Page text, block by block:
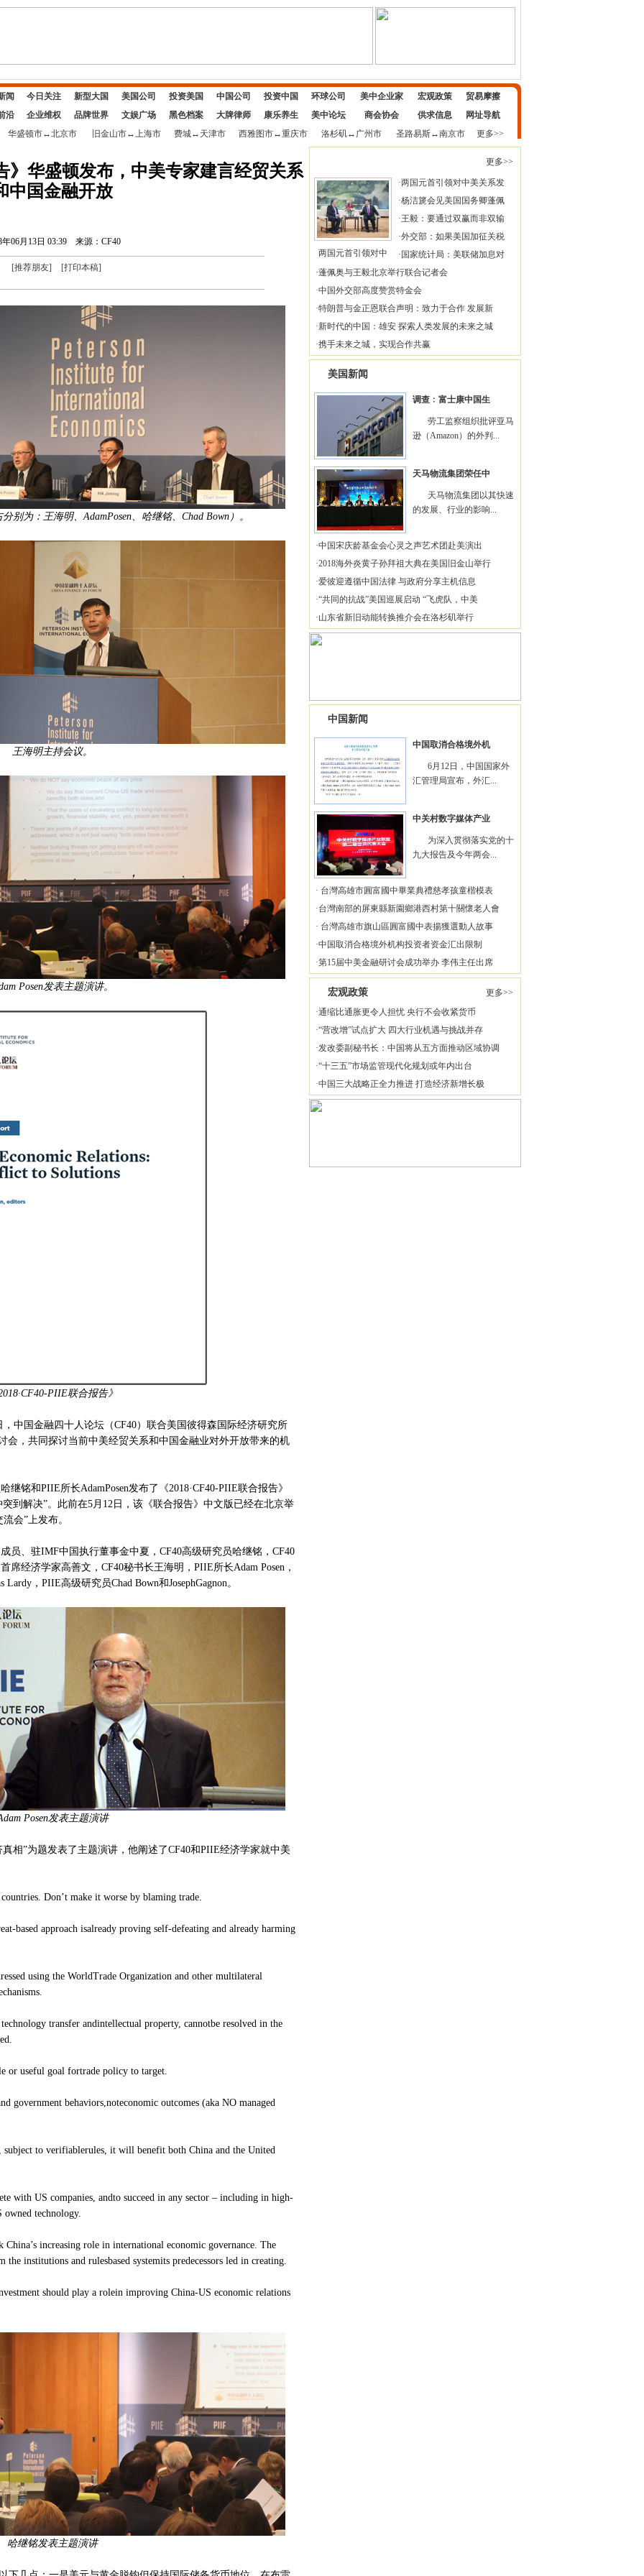
闻 今日关注 新型大国 美国公司 投资美国 中国公司 投资中国 环球公司 美中企业家 宏观政策
贸易摩擦
沿
企业维权 品牌世界 文娱广场 黑色档案 大牌律师 康乐养生 美中论坛 商会协会 供求信息
网址导航
华盛顿市↔北京市 旧金山市↔上海市 费城↔ 天津市 西雅图市↔重庆市 洛杉矶↔ 广州市 圣路易斯↔南京市 更多>>
》华盛顿发布，中美专家建言经贸关系
中国金融开放
年06月13日 03:39 来源：CF40
[推荐朋友] [打印本稿]
别为：王海明、AdamPosen、哈继铭、Chad Bown）。
王海明主持会议。
Posen发表主题演讲。
PIIE联合报告》
国金融四十人论坛（CF40）联合美国彼得森国际经济研究所
会，共同探讨当前中美经贸关系和中国金融业对外开放带来的机
和PIIE所长AdamPosen发布了《2018·CF40-PIIE联合报告》
到解决”。此前在5月12日，该《联合报告》中文版已经在北京举
会”上发布。
、驻IMF中国执行董事金中夏，CF40高级研究员哈继铭，CF40
席经济学家高善文，CF40秘书长王海明，PIIE所长Adam Posen，
，PIIE高级研究员Chad Bown和JosephGagnon。
Posen发表主题演讲
”为题发表了主题演讲，他阐述了CF40和PIIE经济学家就中美
Don’t make it worse by blaming trade.
approach isalready proving self-defeating and already harming
using the WorldTrade Organization and other multilateral
transfer andintellectual property, cannotbe resolved in the
useful goal fortrade policy to target.
behaviors,noteconomic outcomes (aka NO managed
to verifiablerules, it will benefit both China and the United
US companies, andto succeed in any sector – including in high-
owned technology.
increasing role in international economic governance. The
institutions and rulesbased systemits predecessors led in creating.
should play a rolein improving China-US economic relations
哈继铭发表主题演讲
更多>>
两国元首引领对中
·两国元首引领对中美关系发
·杨洁篪会见美国国务卿蓬佩
·王毅：要通过双赢而非双输
·外交部：如果美国加征关税
· 国家统计局：美联储加息对
·蓬佩奥与王毅北京举行联合记者会
·中国外交部高度赞赏特金会
·特朗普与金正恩联合声明：致力于合作 发展新
·新时代的中国：雄安 探索人类发展的未来之城
·携手未来之城，实现合作共赢
美国新闻
调查﹕富士康中国生
劳工监察组织批评亚马
逊（Amazon）的外判...
天马物流集团荣任中
天马物流集团以其快速
的发展、行业的影响...
·中国宋庆龄基金会心灵之声艺术团赴美演出
·2018海外炎黄子孙拜祖大典在美国旧金山举行
·爱彼迎遵循中国法律 与政府分享主机信息
·“共同的抗战”美国巡展启动 “飞虎队，中美
·山东省新旧动能转换推介会在洛杉矶举行
中国新闻
中国取消合格境外机
6月12日，中国国家外
汇管理局宣布，外汇...
中关村数字媒体产业
为深入贯彻落实党的十
九大报告及今年两会...
· 台灣高雄市圓富國中畢業典禮慈孝孩童楷模表
·台灣南部的屏東縣新園鄉港西村第十關懷老人會
· 台灣高雄市旗山區圓富國中表揚獲選動人故事
·中国取消合格境外机构投资者资金汇出限制
·第15届中美金融研讨会成功举办 李伟主任出席
宏观政策
更多>>
·通缩比通胀更令人担忧 央行不会收紧货币
·“营改增”试点扩大 四大行业机遇与挑战并存
·发改委副秘书长：中国将从五方面推动区域协调
·“十三五”市场监管现代化规划或年内出台
·中国三大战略正全力推进 打造经济新增长极